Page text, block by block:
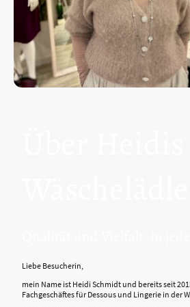
Liebe Besucherin,
mein Name ist Heidi Schmidt und bereits seit
Fachgeschäftes für Dessous und Lingerie in der